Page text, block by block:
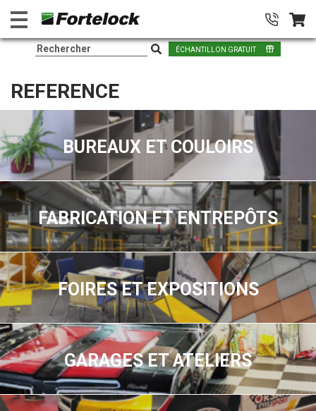
ÉCHANTILLON GRATUIT
REFERENCE
BUREAUX ET COULOIRS
FABRICATION ET ENTREPÔTS
FOIRES ET EXPOSITIONS
GARAGES ET ATELIERS